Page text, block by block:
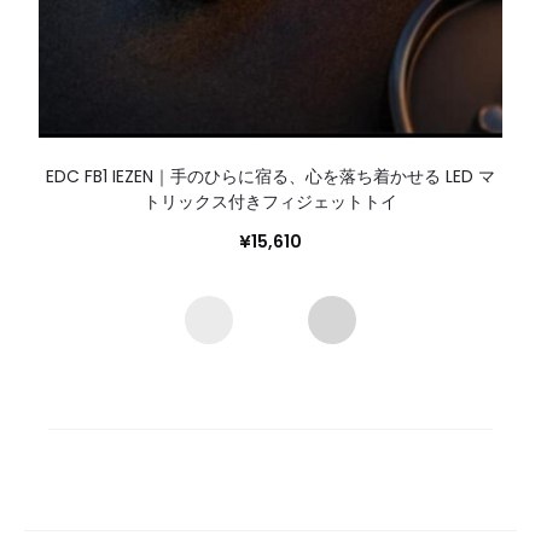
EDC FB1 IEZEN｜手のひらに宿る、心を落ち着かせる LED マ
トリックス付きフィジェットトイ
¥15,610